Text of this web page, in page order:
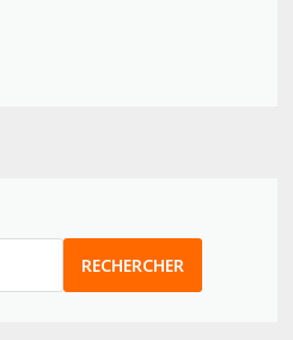
RECHERCHER